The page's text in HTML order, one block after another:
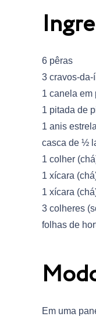
6 pêras
3 cravos-da-
1 canela em
1 pitada de
1 anis
casca de ½
1 colher
1 xícara
1 xícara
3 colheres
folhas de
Em uma